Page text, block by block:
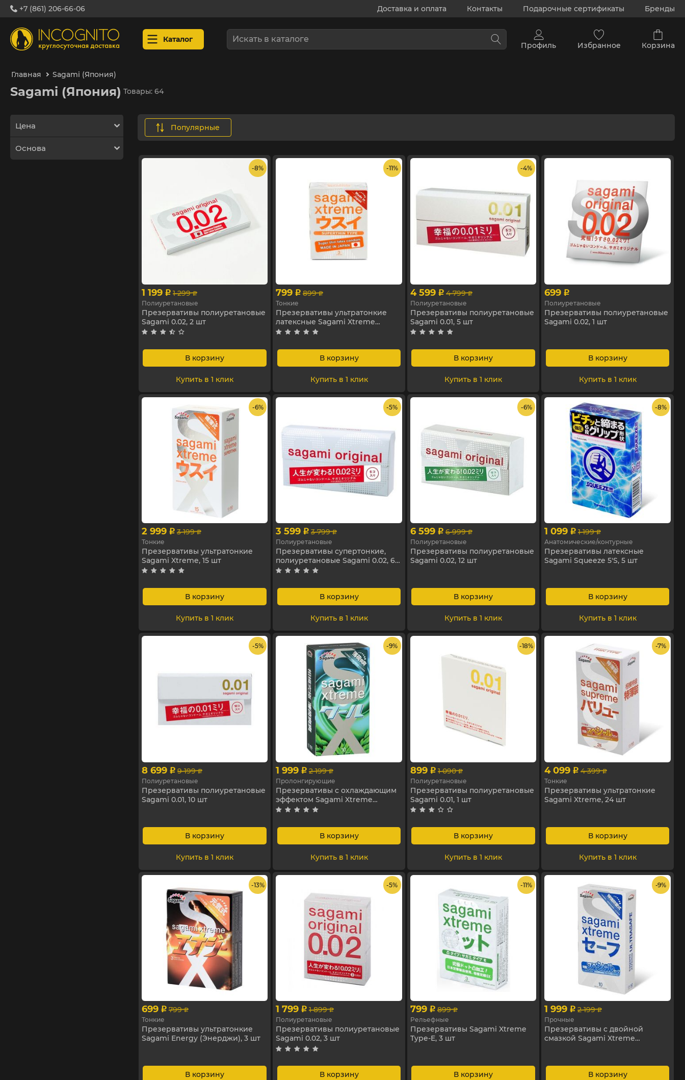
+7 (861) 206-66-06 Доставка и оплата Контакты Подарочные сертификаты Бренды
Каталог
Профиль Избранное Корзина
Главная Sagami (Япония)
Sagami (Япония) Товары: 64
Цена
Основа
популярные
- 8%
1 199 p 1 299 p
Полиуретановые
Презервативы полиуретановые
Sagami 0.02, 2 шт
В корзину
Купить в 1 клик
- 11%
799 p 899 p
Тонкие
Презервативы ультратонкие
латексные Sagami Xtreme
(Экстрим), 3 шт
В корзину
Купить в 1 клик
- 4%
4 599 p 4 799 p
Полиуретановые
Презервативы полиуретановые
Sagami 0.01, 5 шт
В корзину
Купить в 1 клик
699 p
Полиуретановые
Презервативы полиуретановые
Sagami 0.02, 1 шт
В корзину
Купить в 1 клик
- 6%
2 999 p 3 199 p
Тонкие
Презервативы ультратонкие
Sagami Xtreme, 15 шт
В корзину
Купить в 1 клик
- 5%
3 599 p 3 799 p
Полиуретановые
Презервативы супертонкие,
полиуретановые Sagami 0.02, 6
шт
В корзину
Купить в 1 клик
- 6%
6 599 p 6 999 p
Полиуретановые
Презервативы полиуретановые
Sagami 0.02, 12 шт
В корзину
Купить в 1 клик
- 8%
1 099 p 1 199 p
Анатомические/контурные
Презервативы латексные
Sagami Squeeze 5'S, 5 шт
В корзину
Купить в 1 клик
- 5%
8 699 p 9 199 p
Полиуретановые
Презервативы полиуретановые
Sagami 0.01, 10 шт
В корзину
Купить в 1 клик
- 9%
1 999 p 2 199 p
Пролонгирующие
Презервативы с охлаждающим
эффектом Sagami Xtreme
Spearmint, 10 шт
В корзину
Купить в 1 клик
- 18%
899 p 1 090 p
Полиуретановые
Презервативы полиуретановые
Sagami 0.01, 1 шт
В корзину
Купить в 1 клик
- 7%
4 099 p 4 399 p
Тонкие
Презервативы ультратонкие
Sagami Xtreme, 24 шт
В корзину
Купить в 1 клик
- 13%
699 p 799 p
Тонкие
Презервативы ультратонкие
Sagami Energy (Энерджи), 3 шт
В корзину
- 5%
1 799 p 1 899 p
Полиуретановые
Презервативы полиуретановые
Sagami 0.02, 3 шт
В корзину
- 11%
799 p 899 p
Рельефные
Презервативы Sagami Xtreme
Type-E, 3 шт
В корзину
- 9%
1 999 p 2 199 p
Прочные
Презервативы с двойной
смазкой Sagami Xtreme
В корзину